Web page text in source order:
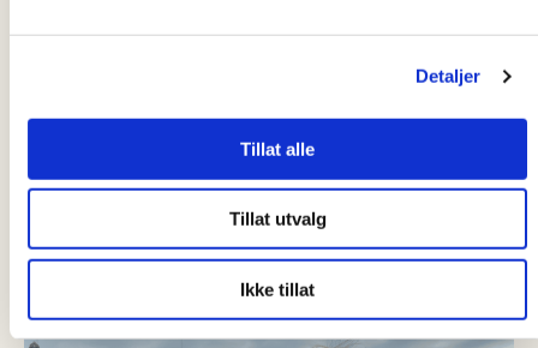
Detaljer
Tillat alle
Tillat utvalg
Ikke tillat
21.04.2025
2025